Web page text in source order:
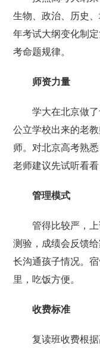
生物、政治、历史
年考试大纲变化制
考命题规律。
师资力量
学大在北京做
公立学校出来的老
师。对北京高考熟
老师建议先试听看
管理模式
管得比较严，
测验，成绩会反馈
长沟通孩子情况。
里，吃饭方便。
收费标准
复读班收费根